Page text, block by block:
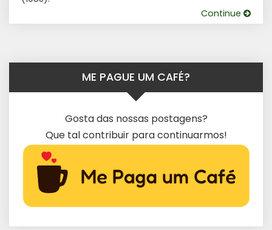
Continue
ME PAGUE UM CAFÉ?
Gosta das nossas postagens?
Que tal contribuir para continuarmos!